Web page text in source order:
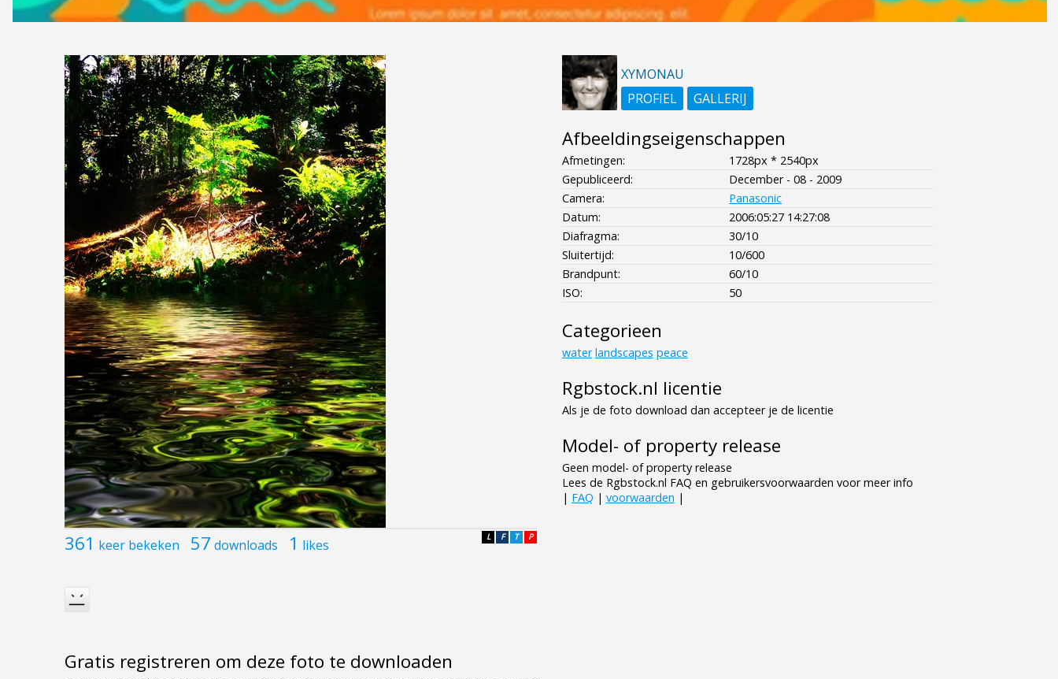
361 keer bekeken 57 downloads 1 likes P
T
F
L
Gratis registreren om deze foto te downloaden
XYMONAU
PROFIEL
GALLERIJ
Afbeeldingseigenschappen
Afmetingen:
1728px * 2540px
Gepubliceerd:
December - 08 - 2009
Camera:
Panasonic
Datum:
2006:05:27 14:27:08
Diafragma:
30/10
Sluitertijd:
10/600
Brandpunt:
60/10
ISO:
50
Categorieen
water landscapes peace
Rgbstock.nl licentie
Als je de foto download dan accepteer je de licentie
Model- of property release
Geen model- of property release
Lees de Rgbstock.nl FAQ en gebruikersvoorwaarden voor meer info
| FAQ | voorwaarden |